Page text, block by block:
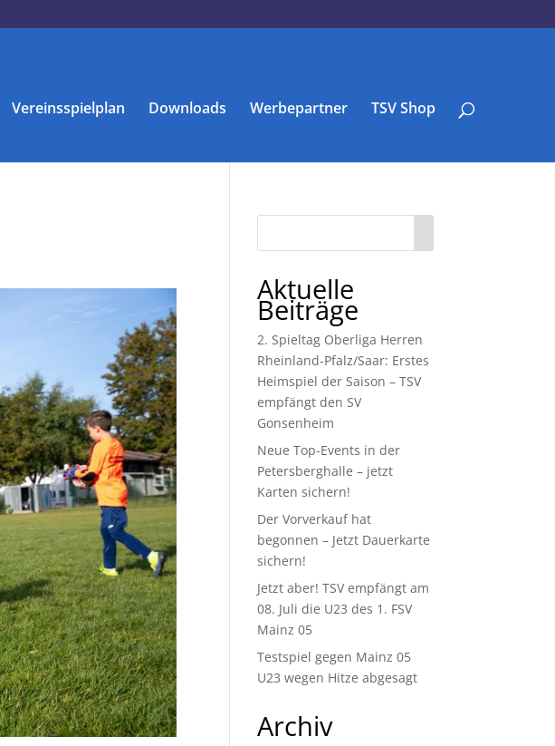
Vereinsspielplan Downloads Werbepartner TSV Shop
Aktuelle
Beiträge
2. Spieltag Oberliga Herren
Rheinland-Pfalz/Saar: Erstes
Heimspiel der Saison – TSV
empfängt den SV
Gonsenheim
Neue Top-Events in der
Petersberghalle – jetzt
Karten sichern!
Der Vorverkauf hat
begonnen – Jetzt Dauerkarte
sichern!
Jetzt aber! TSV empfängt am
08. Juli die U23 des 1. FSV
Mainz 05
Testspiel gegen Mainz 05
U23 wegen Hitze abgesagt
Archiv